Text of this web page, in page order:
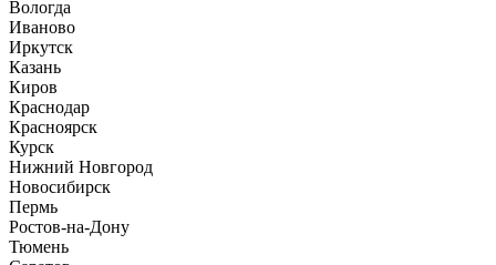
Вологда
Иваново
Иркутск
Казань
Киров
Краснодар
Красноярск
Курск
Нижний Новгород
Новосибирск
Пермь
Ростов-на-Дону
Тюмень